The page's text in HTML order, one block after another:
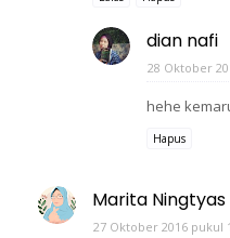
dian nafi
28 Oktober
hehe
Hapus
Marita Ningtyas
27 Oktober 2016 pukul